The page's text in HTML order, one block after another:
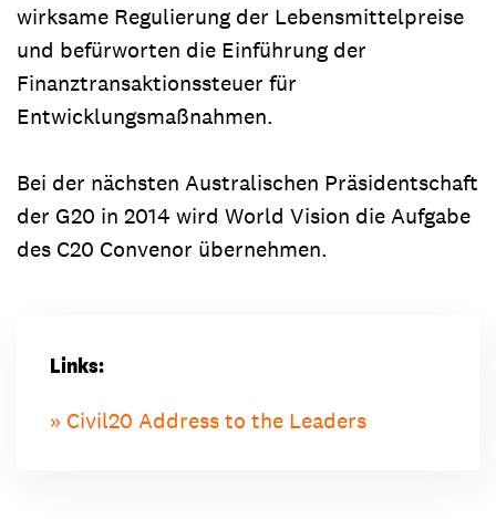
wirksame Regulierung der Lebensmittelpreise
und befürworten die Einführung der
Finanztransaktionssteuer für
Entwicklungsmaßnahmen.
Bei der nächsten Australischen Präsidentschaft
der G20 in 2014 wird World Vision die Aufgabe
des C20 Convenor übernehmen.
Links:
Civil20 Address to the Leaders